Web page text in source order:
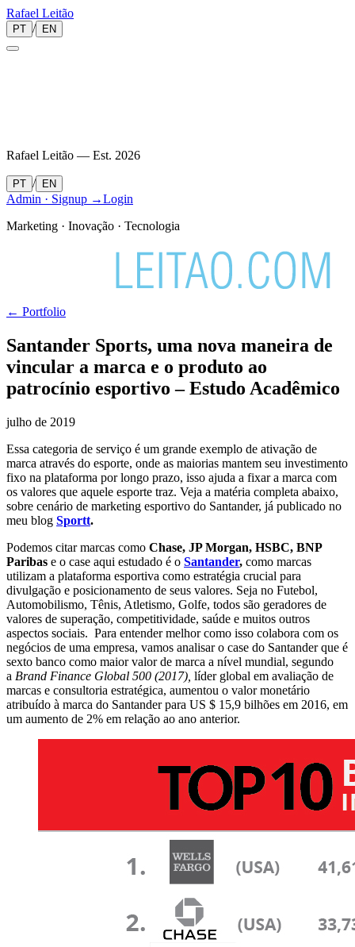
Rafael Leitão
PT / EN
Rafael Leitão — Est. 2026
PT / EN
Admin · Signup →Login
Marketing · Inovação · Tecnologia
← Portfolio
Santander Sports, uma nova maneira de
vincular a marca e o produto ao
patrocínio esportivo – Estudo Acadêmico
julho de 2019
Essa categoria de serviço é um grande exemplo de ativação de
marca através do esporte, onde as maiorias mantem seu investimento
fixo na plataforma por longo prazo, isso ajuda a fixar a marca com
os valores que aquele esporte traz. Veja a matéria completa abaixo,
sobre cenário de marketing esportivo do Santander, já publicado no
meu blog Sportt.
Podemos citar marcas como Chase, JP Morgan, HSBC, BNP
Paribas e o case aqui estudado é o Santander, como marcas
utilizam a plataforma esportiva como estratégia crucial para
divulgação e posicionamento de seus valores. Seja no Futebol,
Automobilismo, Tênis, Atletismo, Golfe, todos são geradores de
valores de superação, competitividade, saúde e muitos outros
aspectos sociais. Para entender melhor como isso colabora com os
negócios de uma empresa, vamos analisar o case do Santander que é
sexto banco como maior valor de marca a nível mundial, segundo
a Brand Finance Global 500 (2017), líder global em avaliação de
marcas e consultoria estratégica, aumentou o valor monetário
atribuído à marca do Santander para US $ 15,9 bilhões em 2016, em
um aumento de 2% em relação ao ano anterior.